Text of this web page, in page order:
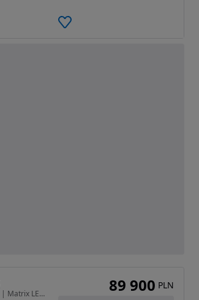
1498 cm3 • 130 KM • 1.5 CDTI 130KM Ultimate | Matrix LED | Panorama | Gwarancja Fabryczna 89 900 PLN